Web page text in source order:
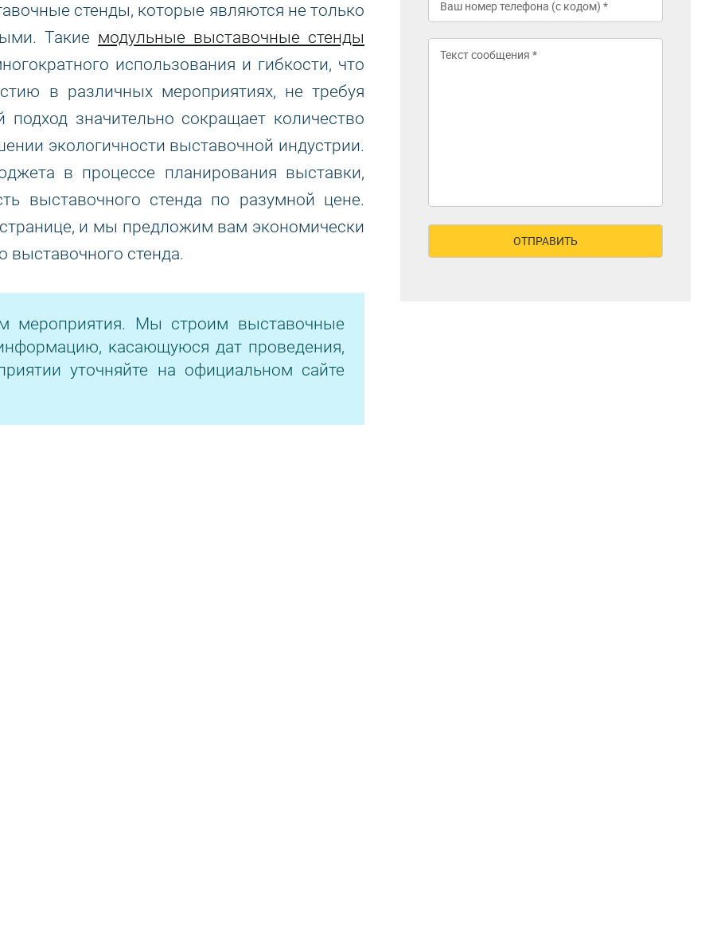
стенды, которые являются не только
Такие модульные выставочные стенды
использования и гибкости, что
в различных мероприятиях, не требуя
значительно сокращает количество
экологичности выставочной индустрии.
в процессе планирования выставки,
выставочного стенда по разумной цене.
и мы предложим вам экономически
стенда.
мероприятия. Мы строим выставочные
касающуюся дат проведения,
уточняйте на официальном сайте